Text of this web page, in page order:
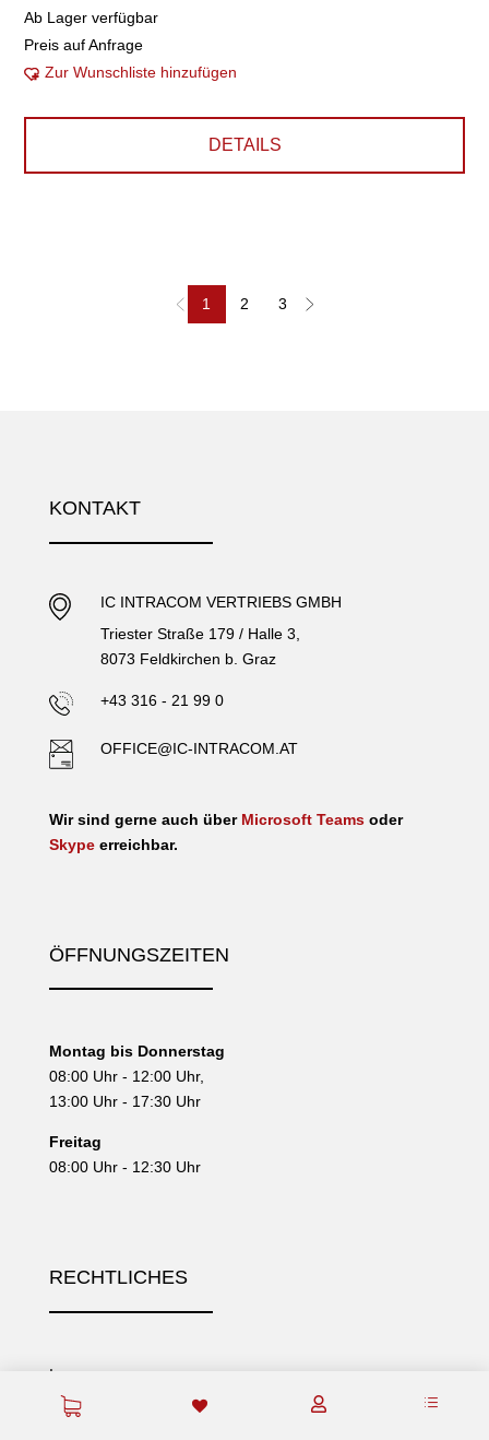
 d
Ab Lager verfügbar
Preis auf Anfrage
Zur Wunschliste hinzufügen
DETAILS
1 2 3
KONTAKT
IC INTRACOM VERTRIEBS GMBH
Triester Straße 179 / Halle 3,
8073 Feldkirchen b. Graz
+43 316 - 21 99 0
OFFICE@IC-INTRACOM.AT
Wir sind gerne auch über Microsoft Teamsoder
Skypeerreichbar.
ÖFFNUNGSZEITEN
Montag bis Donnerstag
08:00 Uhr - 12:00 Uhr,
13:00 Uhr - 17:30 Uhr
Freitag
08:00 Uhr - 12:30 Uhr
RECHTLICHES
Impressum
Datenschutz